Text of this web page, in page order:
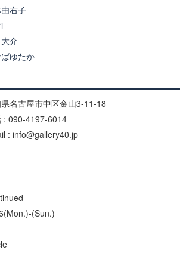
右子
介
ゆたか
名古屋市中区金山3-11-18
: 090-4197-6014
: info@gallery40.jp
(Sun.)